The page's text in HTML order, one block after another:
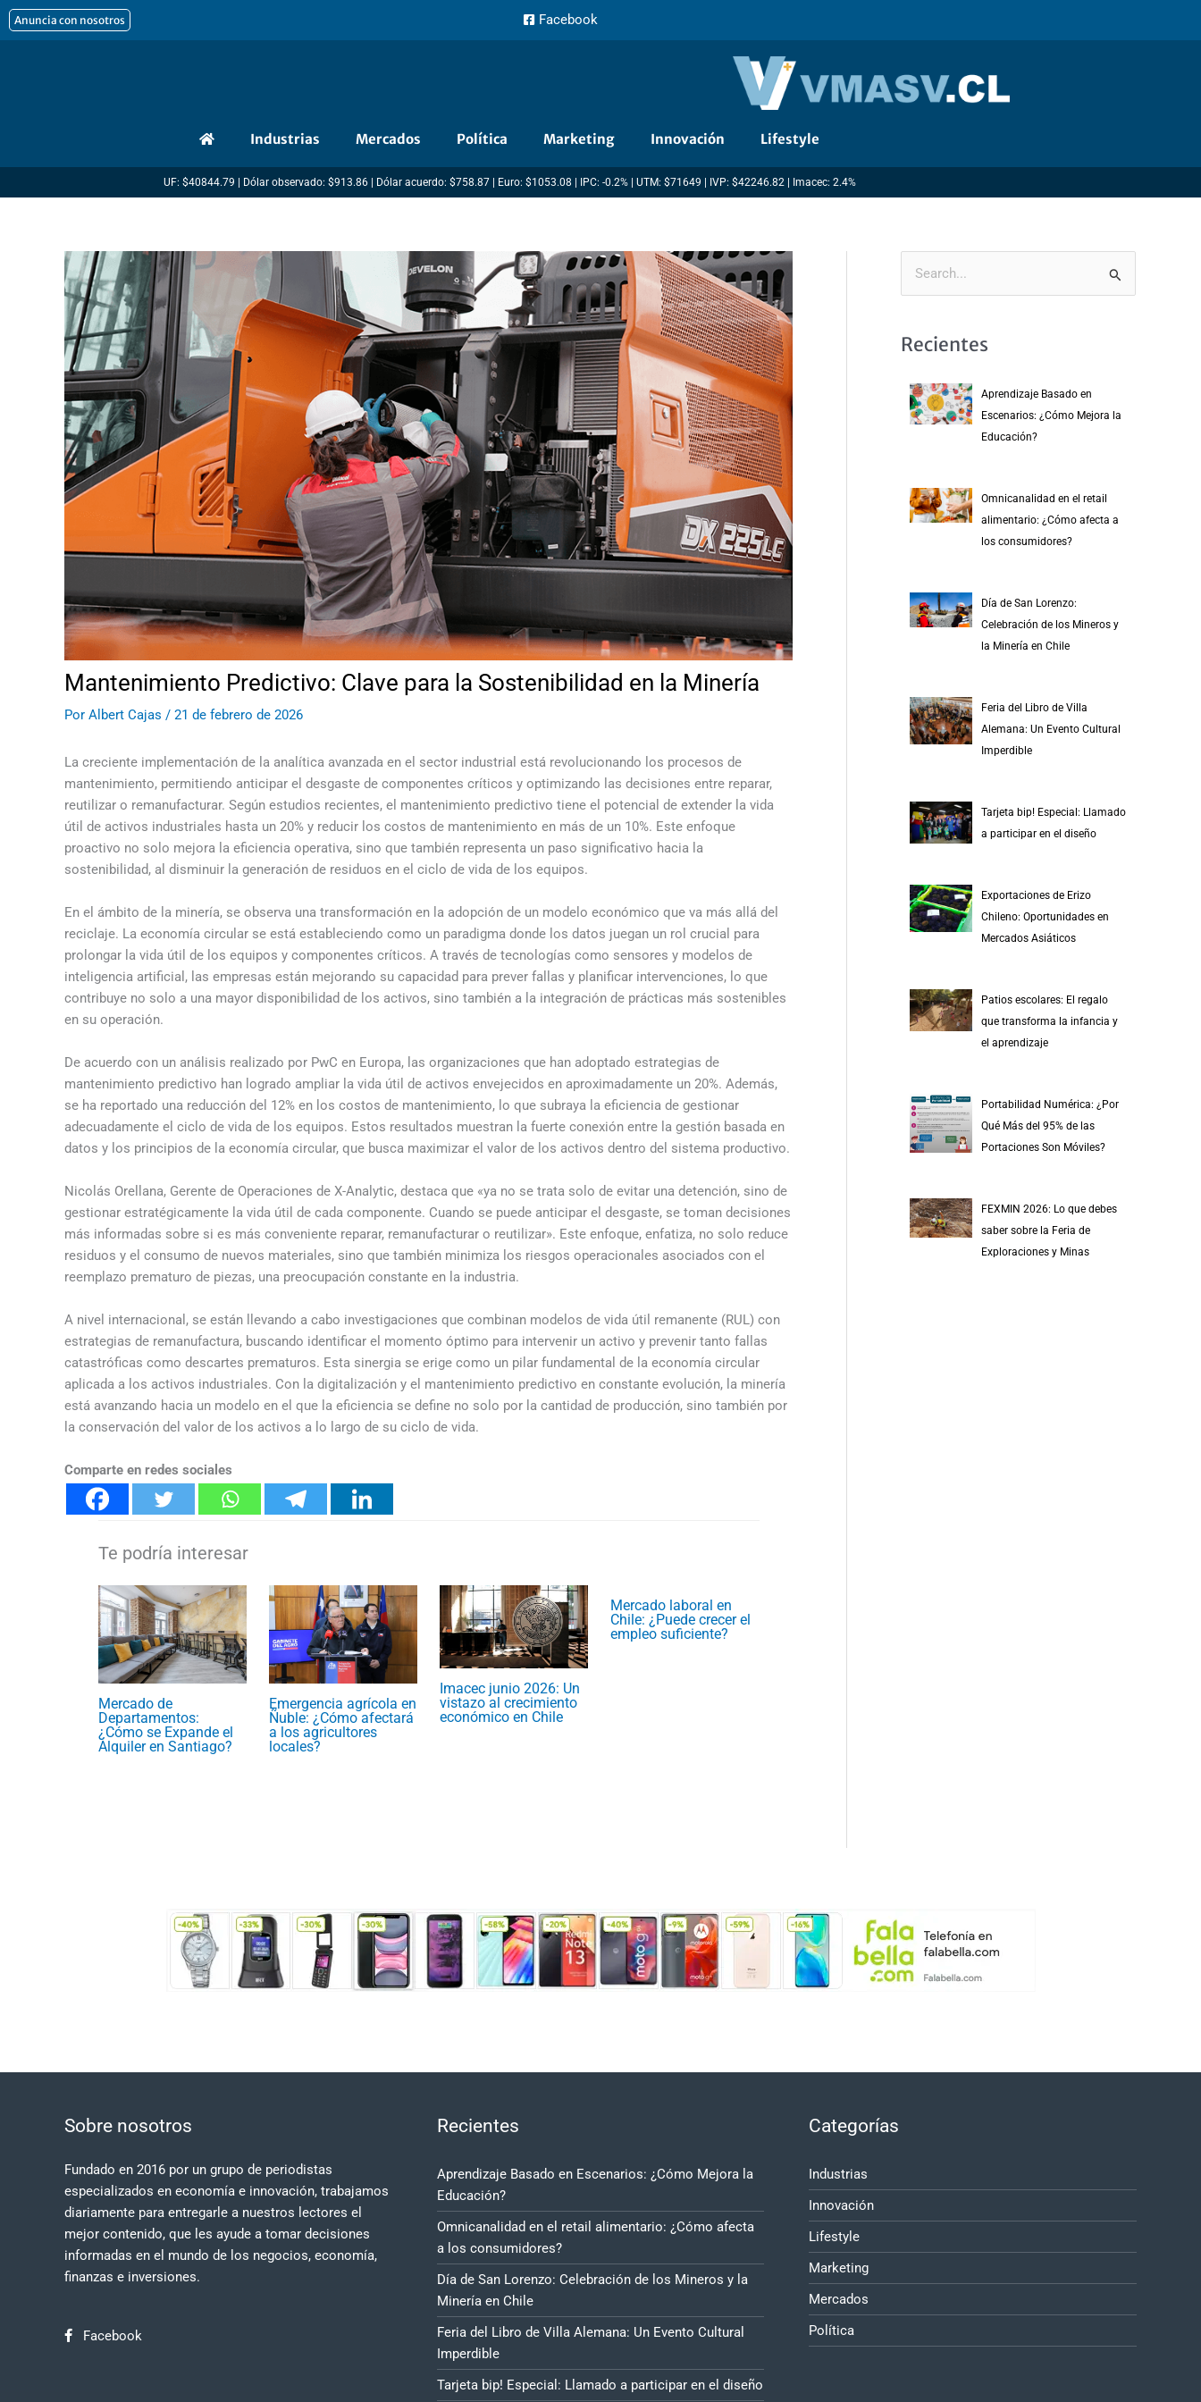
al
Anuncia con nosotros Facebook
Industrias Mercados Política Marketing Innovación Lifestyle
UF: $40844.79 | Dólar observado: $913.86 | Dólar acuerdo: $758.87 | Euro: $1053.08 | IPC: -0.2% | UTM: $71649 | IVP: $42246.82 | Imacec: 2.4%
Mantenimiento Predictivo: Clave para la Sostenibilidad en la Minería
Por Albert Cajas / 21 de febrero de 2026
La creciente implementación de la analítica avanzada en el sector industrial está revolucionando los procesos de
mantenimiento, permitiendo anticipar el desgaste de componentes críticos y optimizando las decisiones entre reparar,
reutilizar o remanufacturar. Según estudios recientes, el mantenimiento predictivo tiene el potencial de extender la vida
útil de activos industriales hasta un 20% y reducir los costos de mantenimiento en más de un 10%. Este enfoque
proactivo no solo mejora la eficiencia operativa, sino que también representa un paso significativo hacia la
sostenibilidad, al disminuir la generación de residuos en el ciclo de vida de los equipos.
En el ámbito de la minería, se observa una transformación en la adopción de un modelo económico que va más allá del
reciclaje. La economía circular se está estableciendo como un paradigma donde los datos juegan un rol crucial para
prolongar la vida útil de los equipos y componentes críticos. A través de tecnologías como sensores y modelos de
inteligencia artificial, las empresas están mejorando su capacidad para prever fallas y planificar intervenciones, lo que
contribuye no solo a una mayor disponibilidad de los activos, sino también a la integración de prácticas más sostenibles
en su operación.
De acuerdo con un análisis realizado por PwC en Europa, las organizaciones que han adoptado estrategias de
mantenimiento predictivo han logrado ampliar la vida útil de activos envejecidos en aproximadamente un 20%. Además,
se ha reportado una reducción del 12% en los costos de mantenimiento, lo que subraya la eficiencia de gestionar
adecuadamente el ciclo de vida de los equipos. Estos resultados muestran la fuerte conexión entre la gestión basada en
datos y los principios de la economía circular, que busca maximizar el valor de los activos dentro del sistema productivo.
Nicolás Orellana, Gerente de Operaciones de X-Analytic, destaca que «ya no se trata solo de evitar una detención, sino de
gestionar estratégicamente la vida útil de cada componente. Cuando se puede anticipar el desgaste, se toman decisiones
más informadas sobre si es más conveniente reparar, remanufacturar o reutilizar». Este enfoque, enfatiza, no solo reduce
residuos y el consumo de nuevos materiales, sino que también minimiza los riesgos operacionales asociados con el
reemplazo prematuro de piezas, una preocupación constante en la industria.
A nivel internacional, se están llevando a cabo investigaciones que combinan modelos de vida útil remanente (RUL) con
estrategias de remanufactura, buscando identificar el momento óptimo para intervenir un activo y prevenir tanto fallas
catastróficas como descartes prematuros. Esta sinergia se erige como un pilar fundamental de la economía circular
aplicada a los activos industriales. Con la digitalización y el mantenimiento predictivo en constante evolución, la minería
está avanzando hacia un modelo en el que la eficiencia se define no solo por la cantidad de producción, sino también por
la conservación del valor de los activos a lo largo de su ciclo de vida.
Comparte en redes sociales
Mercado de
Departamentos:
¿Cómo se Expande el
Alquiler en Santiago?
Emergencia agrícola en
Ñuble: ¿Cómo afectará
a los agricultores
locales?
Imacec junio 2026: Un
vistazo al crecimiento
económico en Chile
Mercado laboral en
Chile: ¿Puede crecer el
empleo suficiente?
Recientes
Aprendizaje Basado en
Escenarios: ¿Cómo Mejora la
Educación?
Omnicanalidad en el retail
alimentario: ¿Cómo afecta a
los consumidores?
Día de San Lorenzo:
Celebración de los Mineros y
la Minería en Chile
Feria del Libro de Villa
Alemana: Un Evento Cultural
Imperdible
Tarjeta bip! Especial: Llamado
a participar en el diseño
Exportaciones de Erizo
Chileno: Oportunidades en
Mercados Asiáticos
Patios escolares: El regalo
que transforma la infancia y
el aprendizaje
Portabilidad Numérica: ¿Por
Qué Más del 95% de las
Portaciones Son Móviles?
FEXMIN 2026: Lo que debes
saber sobre la Feria de
Exploraciones y Minas
Sobre nosotros
Fundado en 2016 por un grupo de periodistas
especializados en economía e innovación, trabajamos
diariamente para entregarle a nuestros lectores el
mejor contenido, que les ayude a tomar decisiones
informadas en el mundo de los negocios, economía,
finanzas e inversiones.
Facebook
Recientes
Aprendizaje Basado en Escenarios: ¿Cómo Mejora la
Educación?
Omnicanalidad en el retail alimentario: ¿Cómo afecta
a los consumidores?
Día de San Lorenzo: Celebración de los Mineros y la
Minería en Chile
Feria del Libro de Villa Alemana: Un Evento Cultural
Imperdible
Tarjeta bip! Especial: Llamado a participar en el diseño
Categorías
Industrias
Innovación
Lifestyle
Marketing
Mercados
Política